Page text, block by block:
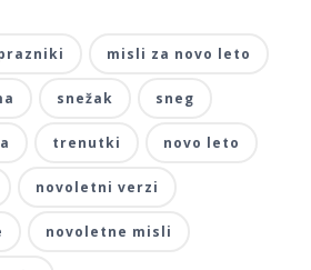
misli za novo leto
snežak sneg
trenutki novo leto
novoletni verzi
novoletne misli